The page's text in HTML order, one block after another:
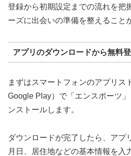
登録から初期設定までの流れを把
ーズに出会いの準備を整えること
アプリのダウンロードから無料
まずはスマートフォンのアプリス
Google Play）で「エンスポーツ
ンストールします。
ダウンロードが完了したら、アプ
月日、居住地などの基本情報を入